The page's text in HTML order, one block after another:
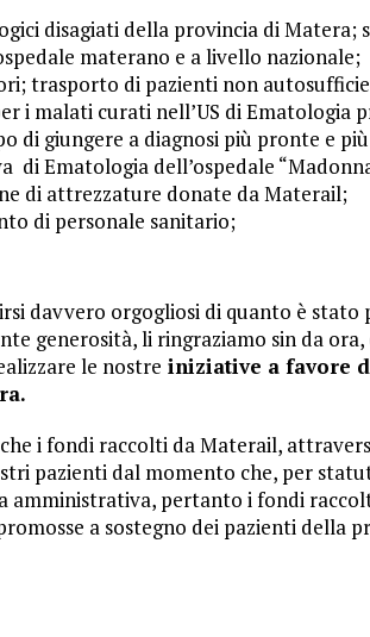
disagiati della provincia di Matera;
materano e a livello nazionale;
trasporto di pazienti non
i malati curati nell’US di Ematologia
di giungere a diagnosi più pronte e
di Ematologia dell’ospedale
di attrezzature donate da Materail;
di personale sanitario;
davvero orgogliosi di quanto è stato
generosità, li ringraziamo sin da ora,
le nostre iniziative a favore
i fondi raccolti da Materail,
pazienti dal momento che, per
amministrativa, pertanto i fondi
a sostegno dei pazienti della